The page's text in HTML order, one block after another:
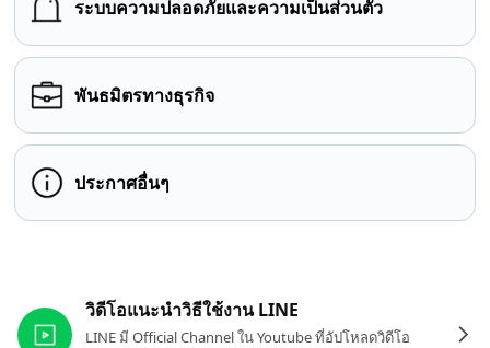
ระบบความปลอดภัยและความเป็นส่วนตัว
พันธมิตรทางธุรกิจ
ประกาศอื่นๆ
วิดีโอแนะนำวิธีใช้งาน LINE
LINE มี Official Channel ใน Youtube ที่อัปโหลดวิดีโอ